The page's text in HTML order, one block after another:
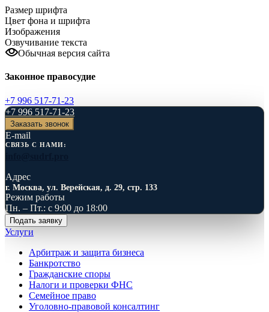
Размер шрифта
Цвет фона и шрифта
Изображения
Озвучивание текста
Обычная версия сайта
Законное правосудие
+7 996 517-71-23
+7 996 517-71-23
Заказать звонок
E-mail
СВЯЗЬ С НАМИ:
Адрес
г. Москва, ул. Верейская, д. 29, стр. 133
Режим работы
Пн. – Пт.: с 9:00 до 18:00
Подать заявку
Услуги
Арбитраж и защита бизнеса
Банкротство
Гражданские споры
Налоги и проверки ФНС
Семейное право
Уголовно-правовой консалтинг